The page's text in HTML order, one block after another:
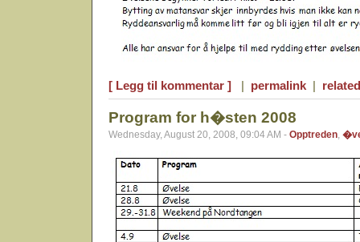
[ Legg til kommentar ] | permalink |
Program for h�sten 2008
Wednesday, August 20, 2008, 09:04 AM - Opptreden,